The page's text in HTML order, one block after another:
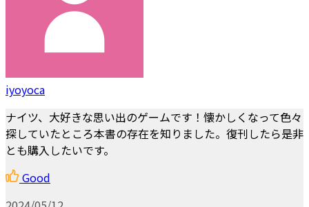
iyoyoca
ナイツ、大好きな思い出のゲームです！懐かしくなって色々
探していたところ本書の存在を知りました。復刊したら是非
とも購入したいです。
Good